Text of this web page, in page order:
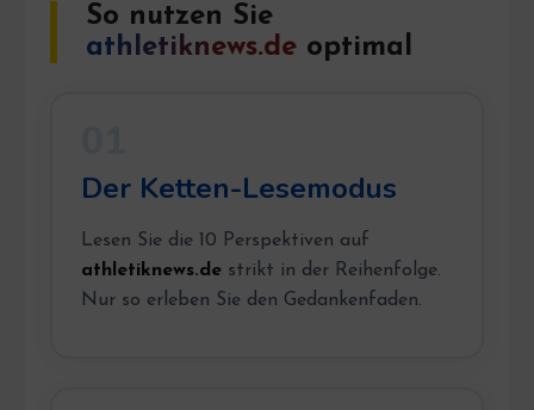
So nutzen Sie
athletiknews.de optimal
Der Ketten-Lesemodus
Lesen Sie die 10 Perspektiven auf
athletiknews.destrikt in der Reihenfolge.
Nur so erleben Sie den Gedankenfaden.